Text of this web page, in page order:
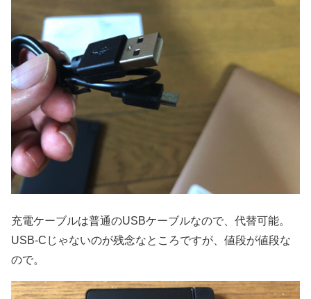
充電ケーブルは普通のUSBケーブルなので、代替可能。
USB-Cじゃないのが残念なところですが、値段が値段な
ので。